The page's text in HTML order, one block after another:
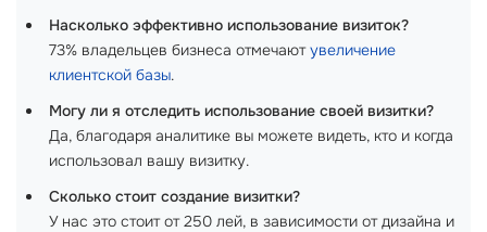
Насколько эффективно использование визиток?
73% владельцев бизнеса отмечаютувеличение
клиентской базы.
Могу ли я отследить использование своей визитки?
Да, благодаря аналитике вы можете видеть, кто и когда
использовал вашу визитку.
Сколько стоит создание визитки?
У нас это стоит от 250 лей, в зависимости от дизайна и